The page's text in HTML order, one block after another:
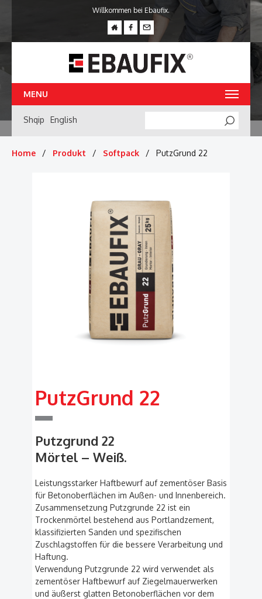
Willkommen bei Ebaufix.
MENU
Shqip English Search
Home Produkt Softpack PutzGrund 22
PutzGrund 22
Putzgrund 22
Mörtel – Weiß.
Leistungsstarker Haftbewurf auf zementöser Basis
für Betonoberflächen im Außen- und Innenbereich.
Zusammensetzung Putzgrunde 22 ist ein
Trockenmörtel bestehend aus Portlandzement,
klassifizierten Sanden und spezifischen
Zuschlagstoffen für die bessere Verarbeitung und
Haftung.
Verwendung Putzgrunde 22 wird verwendet als
zementöser Haftbewurf auf Ziegelmauerwerken
und äußerst glatten Betonoberflächen vor dem